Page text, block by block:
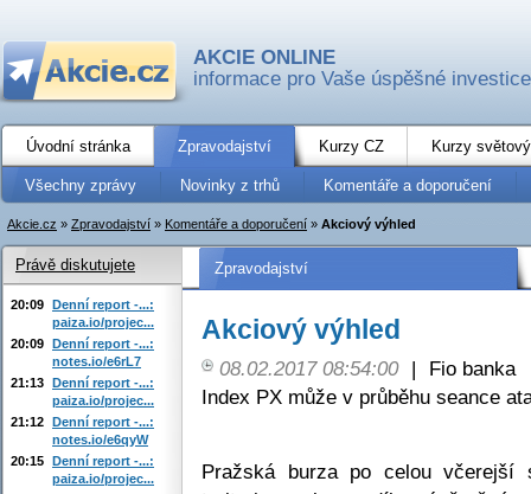
AKCIE ONLINE
informace pro Vaše úspěšné investice
Úvodní stránka Zpravodajství Kurzy CZ Kurzy
Všechny zprávy Novinky z trhů Komentáře a doporučení
Akcie.cz » Zpravodajství » Komentáře a doporučení » Akciový výhled
Zpravodajství
Akciový výhled
08.02.2017 08:54:00 |
Fio banka
Index PX může v průběhu seance
Pražská burza po celou včerejší
Právě diskutujete
20:09 Denní report -...:
paiza.io/projec...
20:09 Denní report -...:
notes.io/e6rL7
21:13 Denní report -...:
paiza.io/projec...
21:12 Denní report -...:
notes.io/e6qyW
20:15 Denní report -...:
paiza.io/projec...